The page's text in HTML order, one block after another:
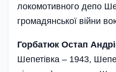
локомотивного депо
громадянської війни
Горбатюк Остап
Шепетівка – 1943,